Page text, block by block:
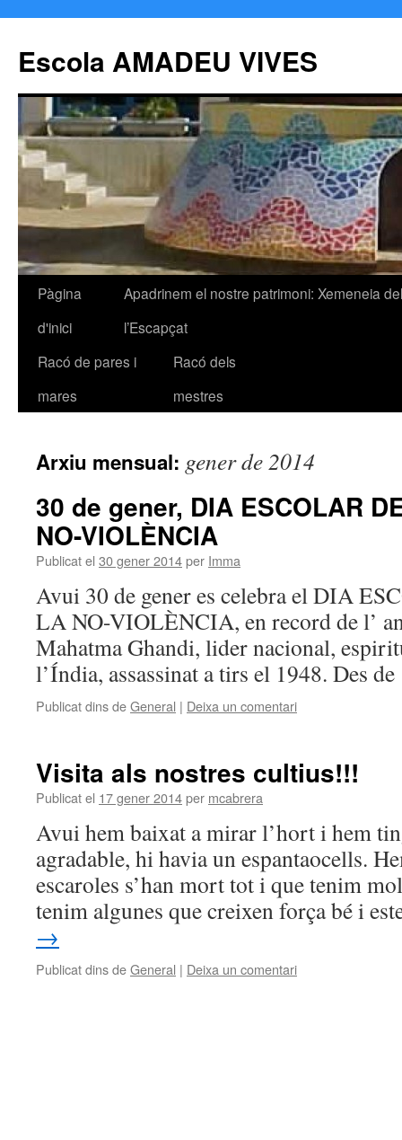
Escola AMADEU VIVES
Vés
contingut
Pàgina
d'inici
Apadrinem el nostre patrimoni: Xemeneia
l’Escapçat
Racó de pares i
mares
Racó dels
mestres
Arxiu mensual: gener de 2014
30 de gener, DIA ESCOLAR
NO-VIOLÈNCIA
Publicat el 30 gener 2014per Imma
Avui 30 de gener es celebra el DIA
LA NO-VIOLÈNCIA, en record de l’
Mahatma Ghandi, lider nacional,
l’Índia, assassinat a tirs el 1948. Des
Publicat dins deGeneral | Deixa un comentari
Visita als nostres cultius!!!
Publicat el 17 gener 2014per mcabrera
Avui hem baixat a mirar l’hort i hem
agradable, hi havia un espantaocells.
escaroles s’han mort tot i que tenim
tenim algunes que creixen força bé i
→
Publicat dins deGeneral | Deixa un comentari